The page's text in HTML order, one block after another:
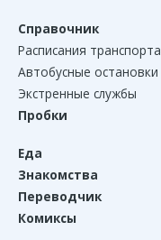
Справочник
Расписания транспорта
Автобусные остановки
Экстренные службы
Пробки
Еда
Знакомства
Переводчик
Комиксы